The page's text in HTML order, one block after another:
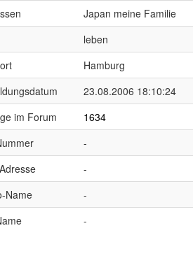
Japan meine Familie
leben
Hamburg
23.08.2006 18:10:24
im Forum
1634
-
-
Name
-
-